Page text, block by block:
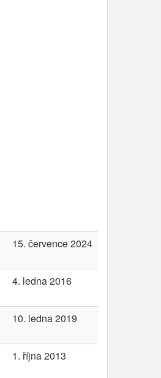
15. července 2024
4. ledna 2016
10. ledna 2019
1. října 2013